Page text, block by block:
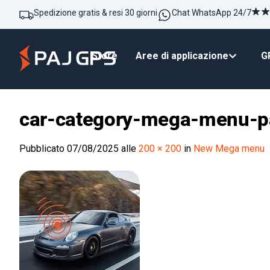
Spedizione gratis & resi 30 giorni Chat WhatsApp 24/7
Store Aree di applicazione
car-category-mega-menu-
Pubblicato 07/08/2025 alle 200 × 200 in New Mega menu